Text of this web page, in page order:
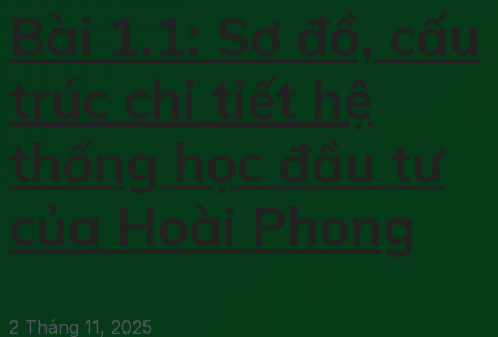
Bài 1.1: Sơ đồ, cấu
trúc chi tiết hệ
thống học đầu tư
của Hoài Phong
2 Tháng 11, 2025